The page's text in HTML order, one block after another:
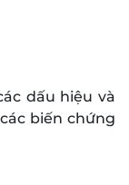
dấu hiệu và
biến chứng